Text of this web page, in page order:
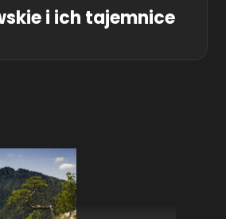
i ich tajemnice